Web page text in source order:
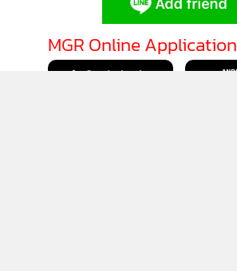
MGR Online Application